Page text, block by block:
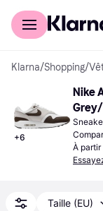
Acheter avec Klarna
Klarna/Shopping/
+6
Nike
À partir
Taille (EU)